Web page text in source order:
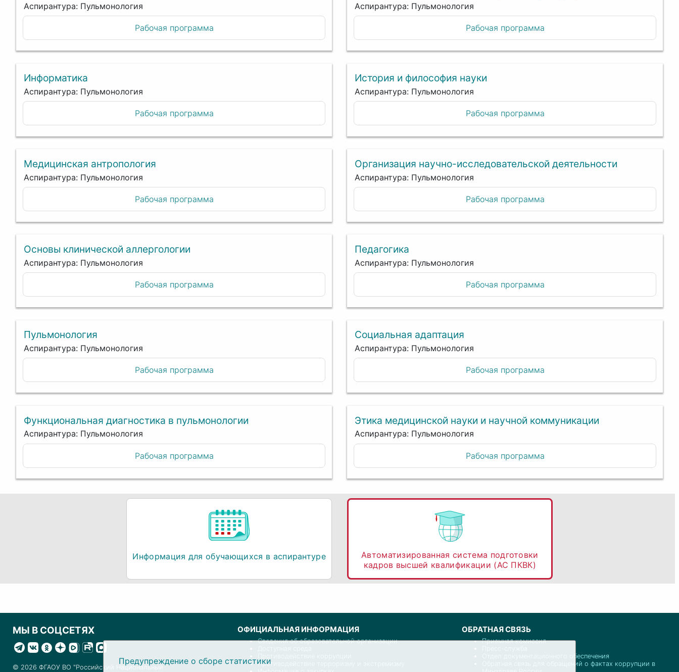
Аспирантура: Пульмонология
Рабочая программа
Аспирантура: Пульмонология
Рабочая программа
Информатика
Аспирантура: Пульмонология
Рабочая программа
История и философия науки
Аспирантура: Пульмонология
Рабочая программа
Медицинская антропология
Аспирантура: Пульмонология
Рабочая программа
Организация научно-исследовательской деятельности
Аспирантура: Пульмонология
Рабочая программа
Основы клинической аллергологии
Аспирантура: Пульмонология
Рабочая программа
Педагогика
Аспирантура: Пульмонология
Рабочая программа
Пульмонология
Аспирантура: Пульмонология
Рабочая программа
Социальная адаптация
Аспирантура: Пульмонология
Рабочая программа
Функциональная диагностика в пульмонологии
Аспирантура: Пульмонология
Рабочая программа
Этика медицинской науки и научной коммуникации
Аспирантура: Пульмонология
Рабочая программа
Информация для обучающихся в аспирантуре
Автоматизированная система подготовки
кадров высшей квалификации (АС ПКВК)
МЫ В СОЦСЕТЯХ
© 2026 ФГАОУ ВО "Российский Национальный
ОФИЦИАЛЬНАЯ ИНФОРМАЦИЯ
Сведения об образовательной организации
Противодействие терроризму и экстремизму
ОБРАТНАЯ СВЯЗЬ
Приемная комиссия
Отдел документационного обеспечения
Обратная связь для обращений о фактах коррупции в
Предупреждение о сборе статистики